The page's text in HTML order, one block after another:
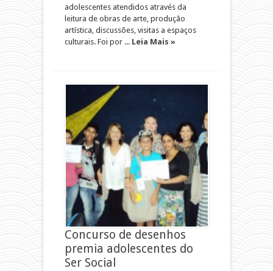
adolescentes atendidos através da
leitura de obras de arte, produção
artística, discussões, visitas a espaços
culturais. Foi por ... Leia Mais »
Concurso de desenhos
premia adolescentes do
Ser Social